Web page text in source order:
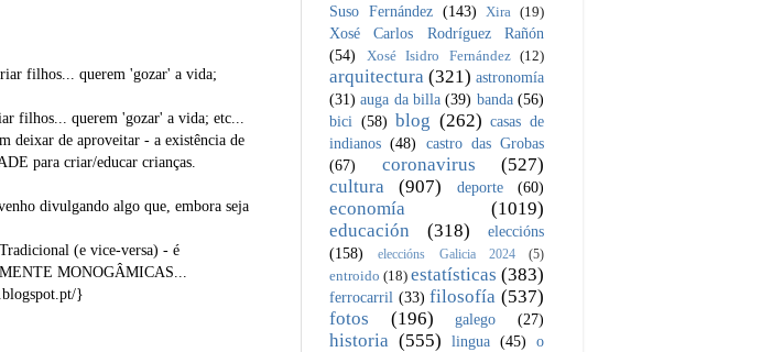
filhos... querem 'gozar' a vida;
filhos... querem 'gozar' a vida; etc...
deixar de aproveitar - a existência de
para criar/educar crianças.
divulgando algo que, embora seja
(e vice-versa) - é
MONOGÂMICAS...
}
Suso Fernández (143) Xira (19)
Xosé Carlos Rodríguez Rañón
(54)
Xosé Isidro Fernández (12)
arquitectura (321) astronomía
(31) auga da billa (39) banda (56)
bici (58) blog (262) casas de
indianos (48)
castro das Grobas
(67)
coronavirus
(527)
cultura
(907) deporte (60)
economía
(1019)
educación
(318)
eleccións
(158)
eleccións Galicia 2024 (5)
entroido (18) estatísticas (383)
ferrocarril (33) filosofía (537)
fotos
(196) galego (27)
historia (555) lingua (45)
o